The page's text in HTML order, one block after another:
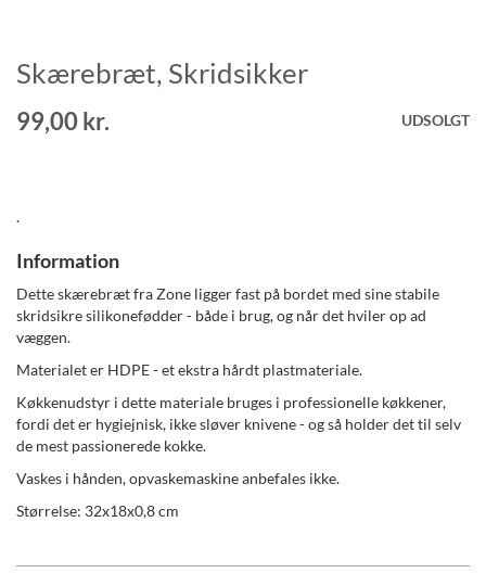
Gå
til
starten
af
Skærebræt, Skridsikker
99,00 kr. UDSOLGT
.
Information
Dette skærebræt fra Zone ligger fast på bordet med sine stabile
skridsikre silikonefødder - både i brug, og når det hviler op ad
væggen.
Materialet er HDPE - et ekstra hårdt plastmateriale.
Køkkenudstyr i dette materiale bruges i professionelle køkkener,
fordi det er hygiejnisk, ikke sløver knivene - og så holder det til selv
de mest passionerede kokke.
Vaskes i hånden, opvaskemaskine anbefales ikke.
Størrelse: 32x18x0,8 cm